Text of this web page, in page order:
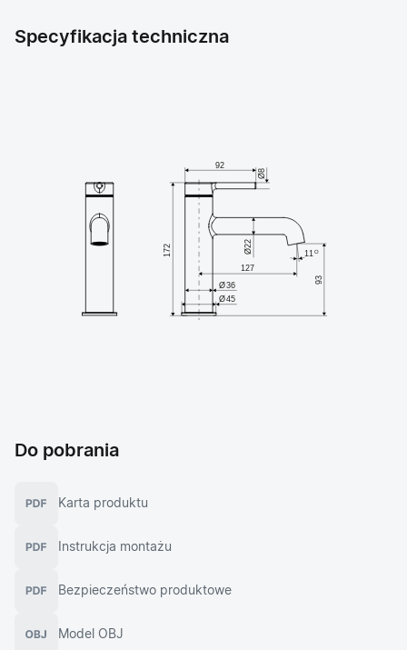
Specyfikacja techniczna
Do pobrania
Karta produktu
Instrukcja montażu
Bezpieczeństwo produktowe
Model OBJ